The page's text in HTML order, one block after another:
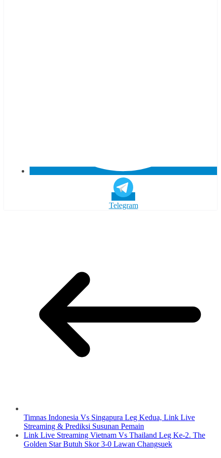
Telegram
Timnas Indonesia Vs Singapura Leg Kedua, Link Live
Streaming & Prediksi Susunan Pemain
Link Live Streaming Vietnam Vs Thailand Leg Ke-2. The
Golden Star Butuh Skor 3-0 Lawan Changsuek